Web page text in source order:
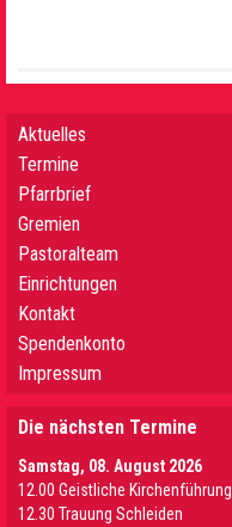
Aktuelles
Termine
Pfarrbrief
Gremien
Pastoralteam
Einrichtungen
Kontakt
Spendenkonto
Impressum
Die nächsten Termine
Samstag, 08. August 2026
12.00 Geistliche
12.30 Trauung Schleiden